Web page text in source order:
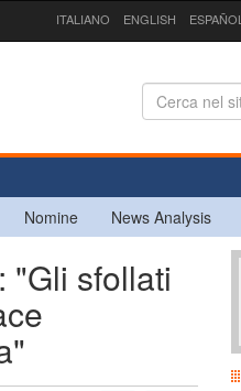
ITALIANO ENGLISH ESPAÑOL
Nomine News Analysis
"Gli sfollati